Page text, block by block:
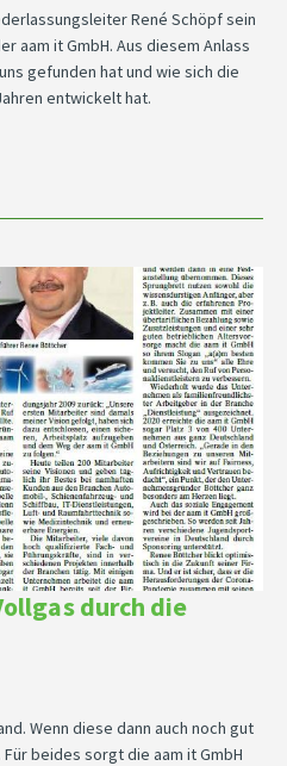
René Schöpf sein
aam it GmbH. Aus diesem Anlass
gefunden hat und wie sich die
entwickelt hat.
durch die
Wenn diese dann auch noch gut
beides sorgt die aam it GmbH